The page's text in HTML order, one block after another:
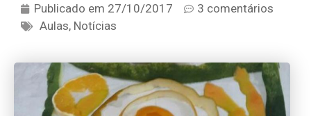
Publicado em 27/10/2017
3 comentários
Aulas, Notícias